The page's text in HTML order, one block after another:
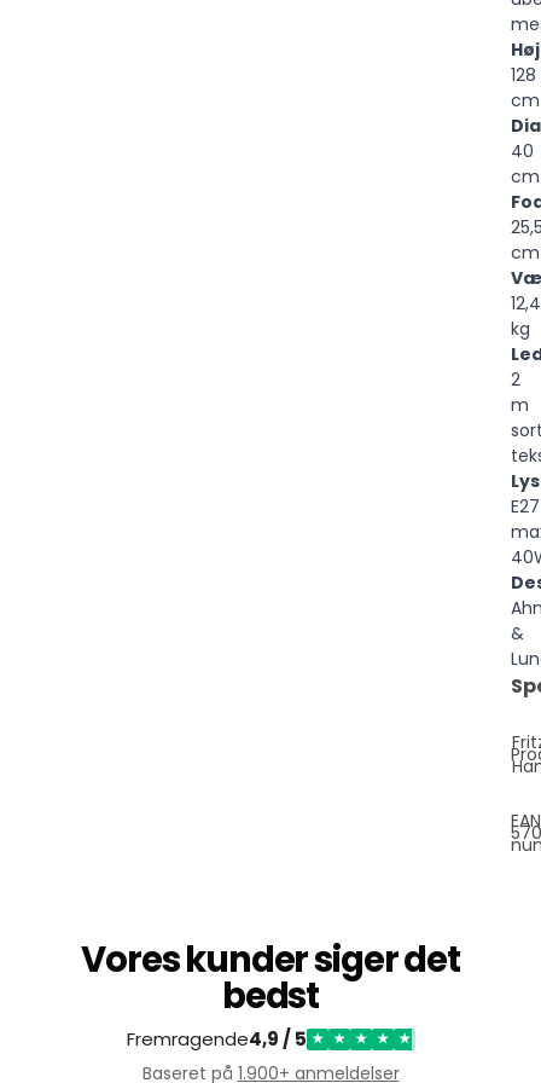
128
cm
40
cm
cm
12,4
kg
2
m
E27
&
Vores kunder siger det
bedst
Fremragende4,9 / 5 ★ ★ ★ ★ ★
Baseret på 1.900+ anmeldelser